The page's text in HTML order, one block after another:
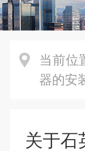
当前位
器的安
关于石